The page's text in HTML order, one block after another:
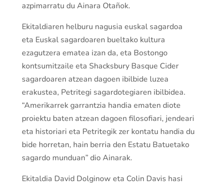
azpimarratu du Ainara Otañok.
Ekitaldiaren helburu nagusia euskal sagardoa
eta Euskal sagardoaren bueltako kultura
ezagutzera ematea izan da, eta Bostongo
kontsumitzaile eta Shacksbury Basque Cider
sagardoaren atzean dagoen ibilbide luzea
erakustea, Petritegi sagardotegiaren ibilbidea.
“Amerikarrek garrantzia handia ematen diote
proiektu baten atzean dagoen filosofiari, jendeari
eta historiari eta Petritegik zer kontatu handia du
bide horretan, hain berria den Estatu Batuetako
sagardo munduan” dio Ainarak.
Ekitaldia David Dolginow eta Colin Davis hasi